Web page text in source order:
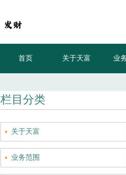
首页 关于天富 业
栏目分类
关于天富
业务范围